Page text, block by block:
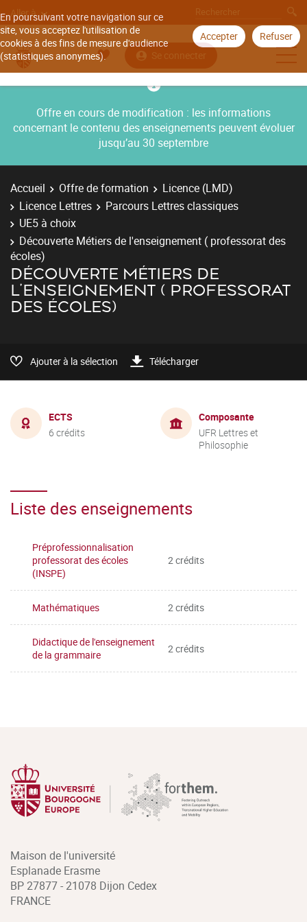
En poursuivant votre navigation sur ce
site, vous acceptez l'utilisation de
cookies à des fins de mesure d'audience
(statistiques anonymes).
Accepter Refuser
Aller à
Se connecter
Offre en cours de modification : les informations
concernant le contenu des enseignements peuvent évoluer
jusqu’au 30 septembre
Accueil Offre de formation
Licence (LMD)
Licence Lettres
Parcours Lettres classiques
UE5 à choix
Découverte Métiers de l'enseignement ( professorat des
écoles)
DÉCOUVERTE MÉTIERS DE
L'ENSEIGNEMENT ( PROFESSORAT
DES ÉCOLES)
Ajouter à la sélection Télécharger
ECTS
6 crédits
Composante
UFR Lettres et
Philosophie
Liste des enseignements
Préprofessionnalisation
professorat des écoles
(INSPE)
2 crédits
Mathématiques 2 crédits
Didactique de l'enseignement
de la grammaire
2 crédits
Maison de l'université
Esplanade Erasme
BP 27877 - 21078 Dijon Cedex
FRANCE